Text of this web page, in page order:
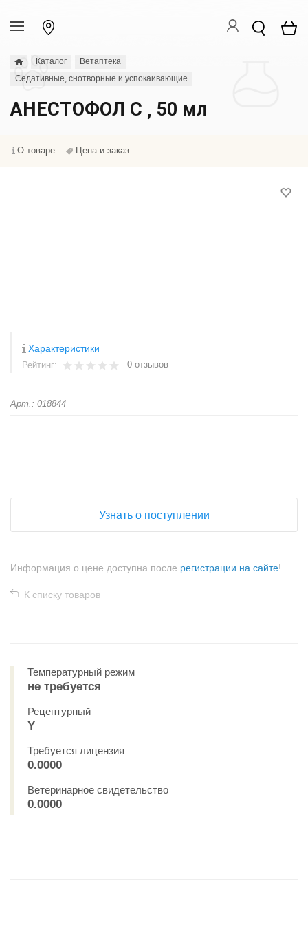
Каталог
Ветаптека
Седативные, снотворные и успокаивающие
АНЕСТОФОЛ С , 50 мл
О товаре Цена и заказ
Характеристики
Рейтинг: 0 отзывов
Арт.: 018844
Узнать о поступлении
Информация о цене доступна после регистрации на сайте!
К списку товаров
Температурный режим
не требуется
Рецептурный
Y
Требуется лицензия
0.0000
Ветеринарное свидетельство
0.0000